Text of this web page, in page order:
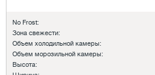
No Frost:
Зона свежести:
Объем холодильной камеры:
Объем морозильной камеры:
Высота: